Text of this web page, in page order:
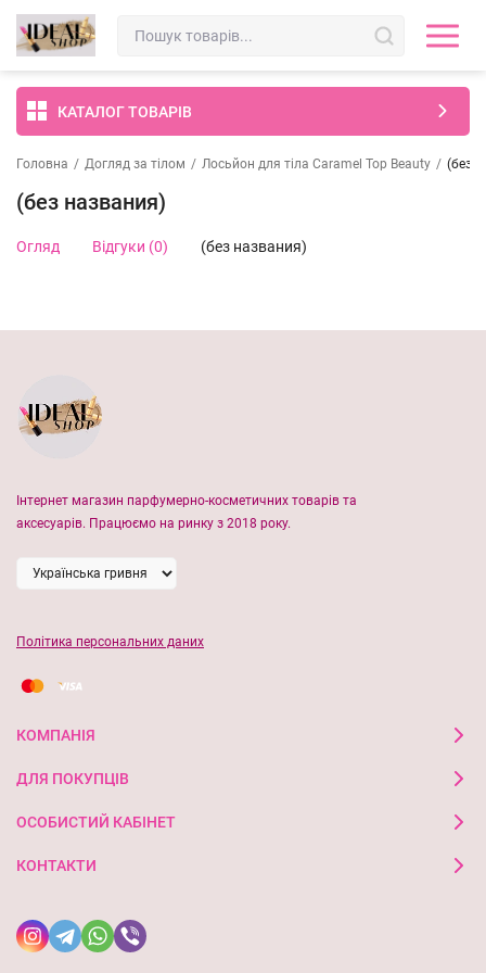
КАТАЛОГ ТОВАРІВ
Головна / Догляд за тілом / Лосьйон для тіла Caramel Top Beauty / (без
(без названия)
Огляд Відгуки (0) (без названия)
Інтернет магазин парфумерно-косметичних товарів та
аксесуарів. Працюємо на ринку з 2018 року.
Політика персональних даних
КОМПАНІЯ
ДЛЯ ПОКУПЦІВ
ОСОБИСТИЙ КАБІНЕТ
КОНТАКТИ